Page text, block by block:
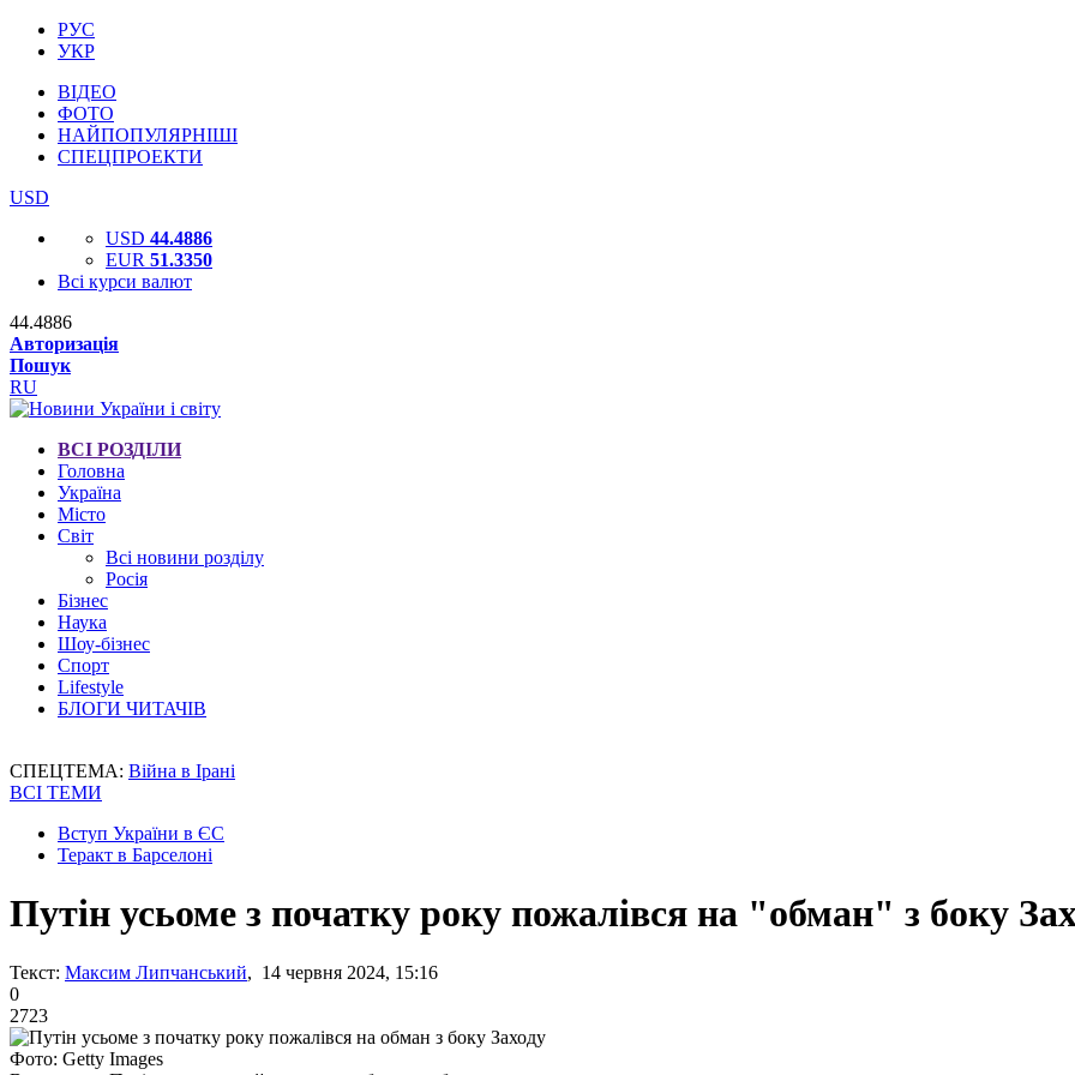
РУС
УКР
ВІДЕО
ФОТО
НАЙПОПУЛЯРНІШІ
СПЕЦПРОЕКТИ
USD
USD 44.4886
EUR 51.3350
Всі курси валют
44.4886
Авторизація
Пошук
RU
ВСІ РОЗДІЛИ
Головна
Україна
Місто
Світ
Всі новини розділу
Росія
Бізнес
Наука
Шоу-бізнес
Спорт
Lifestyle
БЛОГИ ЧИТАЧІВ
СПЕЦТЕМА: Війна в Ірані
ВСІ ТЕМИ
Вступ України в ЄС
Теракт в Барселоні
Путін усьоме з початку року пожалівся на "обман" з боку
Текст: Максим Липчанський, 14 червня 2024, 15:16
0
2723
Фото: Getty Images